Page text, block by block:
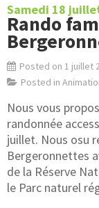
Samedi 18
Rando
Posted on 1 juillet
Posted in
Nous vous
randonnée
juillet. Nous osu
Bergeronnettes
de la Réserve
le Parc naturel